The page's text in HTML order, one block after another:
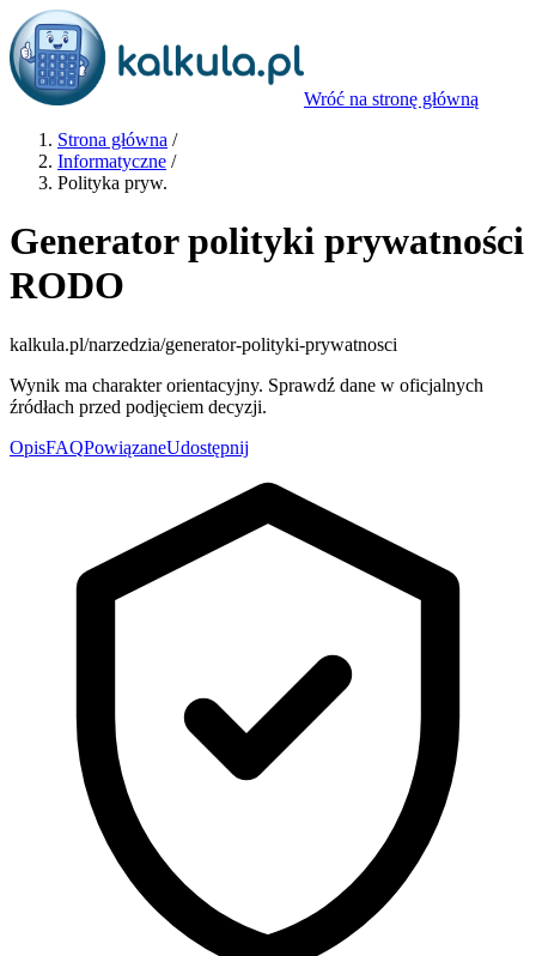
Wróć na stronę główną
Strona główna /
Informatyczne /
Polityka pryw.
Generator polityki prywatności
RODO
kalkula.pl/narzedzia/generator-polityki-prywatnosci
Wynik ma charakter orientacyjny. Sprawdź dane w oficjalnych
źródłach przed podjęciem decyzji.
OpisFAQPowiązaneUdostępnij